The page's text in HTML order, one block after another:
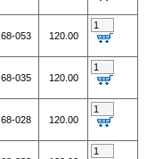
68-053 120.00
68-035 120.00
68-028 120.00